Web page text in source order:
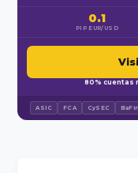
0.1
PIP EUR/USD
80% cuentas
ASIC FCA CySEC BaFin